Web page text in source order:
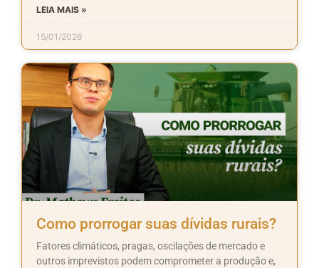
LEIA MAIS »
15/01/2026
Como prorrogar suas dívidas rurais?
Fatores climáticos, pragas, oscilações de mercado e
outros imprevistos podem comprometer a produção e,